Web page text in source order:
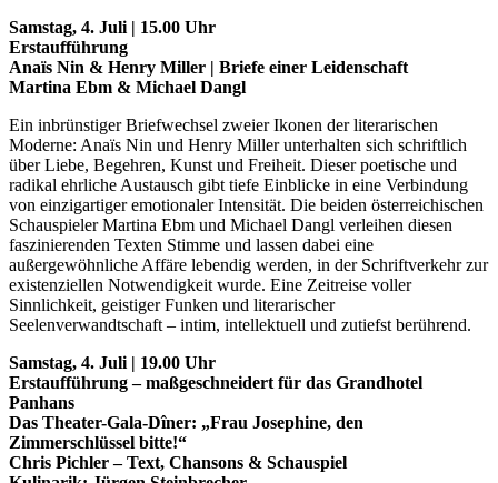
Samstag, 4. Juli | 15.00 Uhr
Erstaufführung
Anaïs Nin & Henry Miller | Briefe einer Leidenschaft
Martina Ebm & Michael Dangl
Ein inbrünstiger Briefwechsel zweier Ikonen der literarischen
Moderne: Anaïs Nin und Henry Miller unterhalten sich schriftlich
über Liebe, Begehren, Kunst und Freiheit. Dieser poetische und
radikal ehrliche Austausch gibt tiefe Einblicke in eine Verbindung
von einzigartiger emotionaler Intensität. Die beiden österreichischen
Schauspieler Martina Ebm und Michael Dangl verleihen diesen
faszinierenden Texten Stimme und lassen dabei eine
außergewöhnliche Affäre lebendig werden, in der Schriftverkehr zur
existenziellen Notwendigkeit wurde. Eine Zeitreise voller
Sinnlichkeit, geistiger Funken und literarischer
Seelenverwandtschaft – intim, intellektuell und zutiefst berührend.
Samstag, 4. Juli | 19.00 Uhr
Erstaufführung – maßgeschneidert für das Grandhotel
Panhans
Das Theater-Gala-Dîner: „Frau Josephine, den
Zimmerschlüssel bitte!“
Chris Pichler – Text, Chansons & Schauspiel